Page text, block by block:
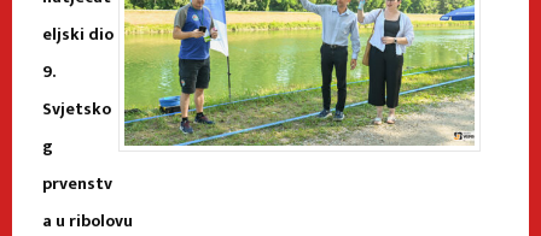
eljski dio
9.
Svjetsko
g
prvenstv
a u ribolovu